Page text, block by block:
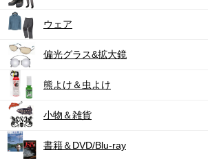
ウェア
偏光グラス&拡大鏡
熊よけ＆虫よけ
小物＆雑貨
書籍＆DVD/Blu-ray